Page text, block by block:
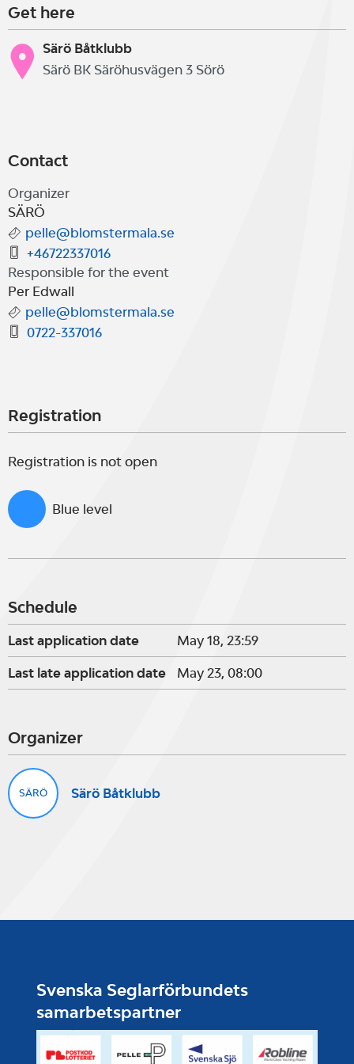
Get here
Särö Båtklubb
Särö BK Säröhusvägen 3 Sörö
Contact
Organizer
SÄRÖ
pelle@blomstermala.se
+46722337016
Responsible for the event
Per Edwall
pelle@blomstermala.se
0722-337016
Registration
Registration is not open
Blue level
Schedule
Last application date May 18, 23:59
Last late application date May 23, 08:00
Organizer
SÄRÖ Särö Båtklubb
Svenska Seglarförbundets
samarbetspartner